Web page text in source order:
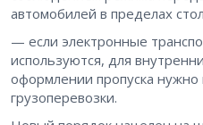
автомобилей в пределах
— если электронные
используются, для
оформлении пропуска нужно
грузоперевозки.